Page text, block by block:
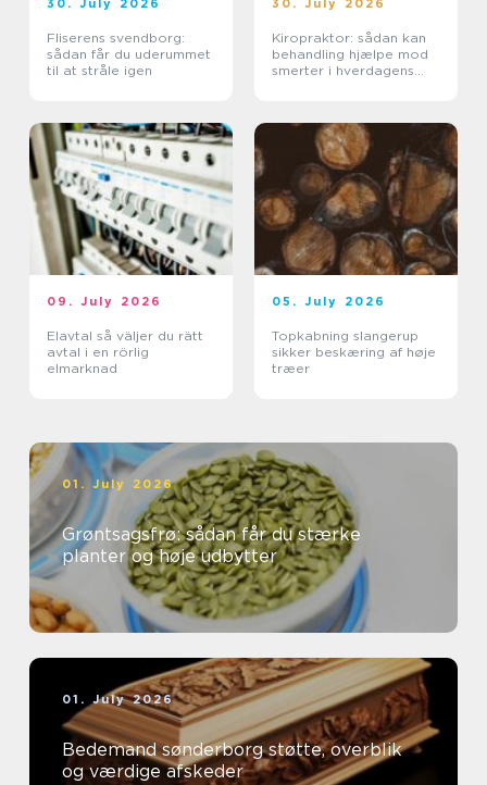
30. July 2026
Fliserens svendborg:
sådan får du uderummet
til at stråle igen
30. July 2026
Kiropraktor: sådan kan
behandling hjælpe mod
smerter i hverdagens
09. July 2026
Elavtal så väljer du rätt
avtal i en rörlig
elmarknad
05. July 2026
Topkabning slangerup
sikker beskæring af høje
træer
01. July 2026
Grøntsagsfrø: sådan får du stærke
planter og høje udbytter
01. July 2026
Bedemand sønderborg støtte, overblik
og værdige afskeder